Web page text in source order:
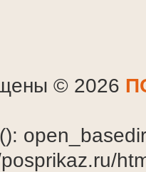
© 2026